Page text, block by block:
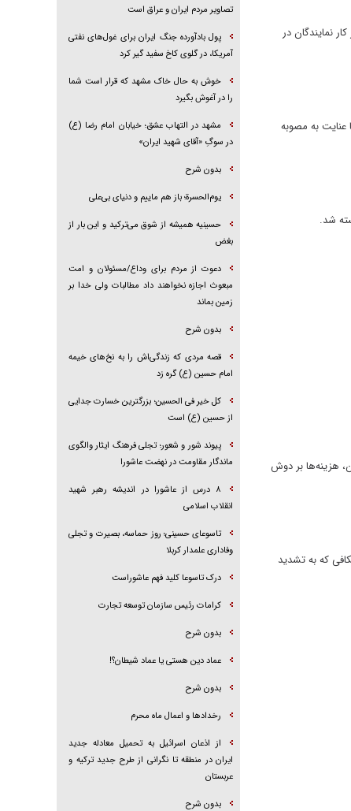
نمایندگان در
به مصوبه
شد.
هزینه‌ها بر دوش
به ۲۰۰ تا ۷۷۰ میلیون تومان رسیده؛ شکافی که به تشدید
تصاویر مردم ایران و عراق است
پول بادآورده جنگ ایران برای غول‌های نفتی
آمریکا، در گلوی کاخ سفید گیر کرد
خوش به حال خاک مشهد که قرار است شما
را در آغوش بگیرد
مشهد در التهاب عشق؛ خیابان امام رضا (ع)
در سوگِ «آقای شهید ایران»
بدون شرح
یوم‌الحسرة؛ باز هم ماییم و دنیای بی‌علی
حسینیه همیشه از شوق می‌ترکید و این بار از
بغض
دعوت از مردم برای وداع/مسئولان و امت
مبعوث اجازه نخواهند داد مطالبات ولی خدا بر
زمین بماند
بدون شرح
قصه مردی که زندگی‌اش را به نخ‌های خیمه
امام حسین (ع) گره زد
کل خیر فی الحسین؛ بزرگترین خسارت جدایی
از حسین (ع) است
پیوند شور و شعور؛ تجلی فرهنگ ایثار والگوی
ماندگار مقاومت در نهضت عاشورا
۸ درس از عاشورا در اندیشه رهبر شهید
انقلاب اسلامی
تاسوعای حسینی؛ روز حماسه، بصیرت و تجلی
وفاداری علمدار کربلا
درک تاسوعا کلید فهم عاشوراست
کرامات رئیس سازمان توسعه تجارت
بدون شرح
عماد دین هستی یا عماد شیطان؟!
بدون شرح
رخداد‌ها و اعمال ماه محرم
از اذعان اسرائیل به تحمیل معادله جدید
ایران در منطقه تا نگرانی از طرح جدید ترکیه و
عربستان
بدون شرح